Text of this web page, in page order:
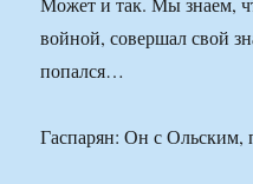
войной, совершал свой
попался…
Гаспарян: Он с Ольским,